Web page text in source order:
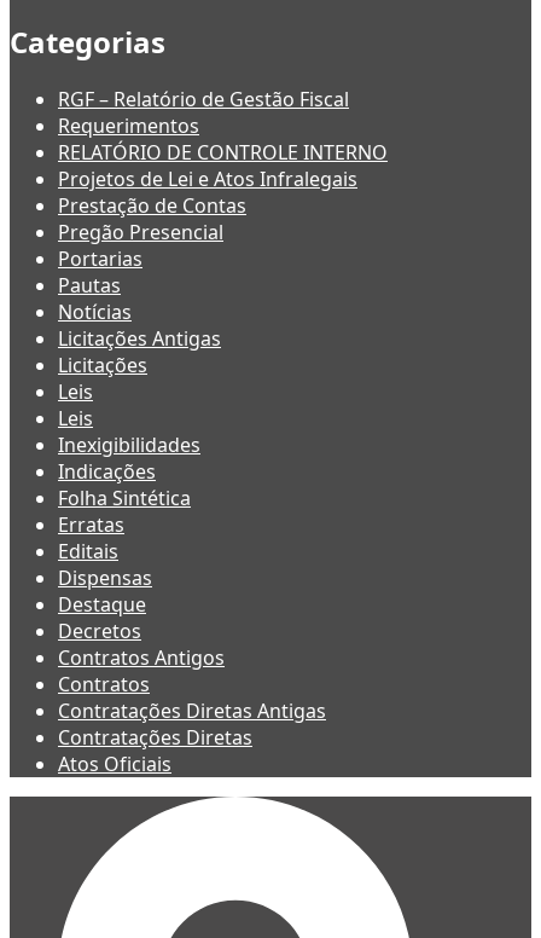
Categorias
RGF – Relatório de Gestão Fiscal
Requerimentos
RELATÓRIO DE CONTROLE INTERNO
Projetos de Lei e Atos Infralegais
Prestação de Contas
Pregão Presencial
Portarias
Pautas
Notícias
Licitações Antigas
Licitações
Leis
Leis
Inexigibilidades
Indicações
Folha Sintética
Erratas
Editais
Dispensas
Destaque
Decretos
Contratos Antigos
Contratos
Contratações Diretas Antigas
Contratações Diretas
Atos Oficiais